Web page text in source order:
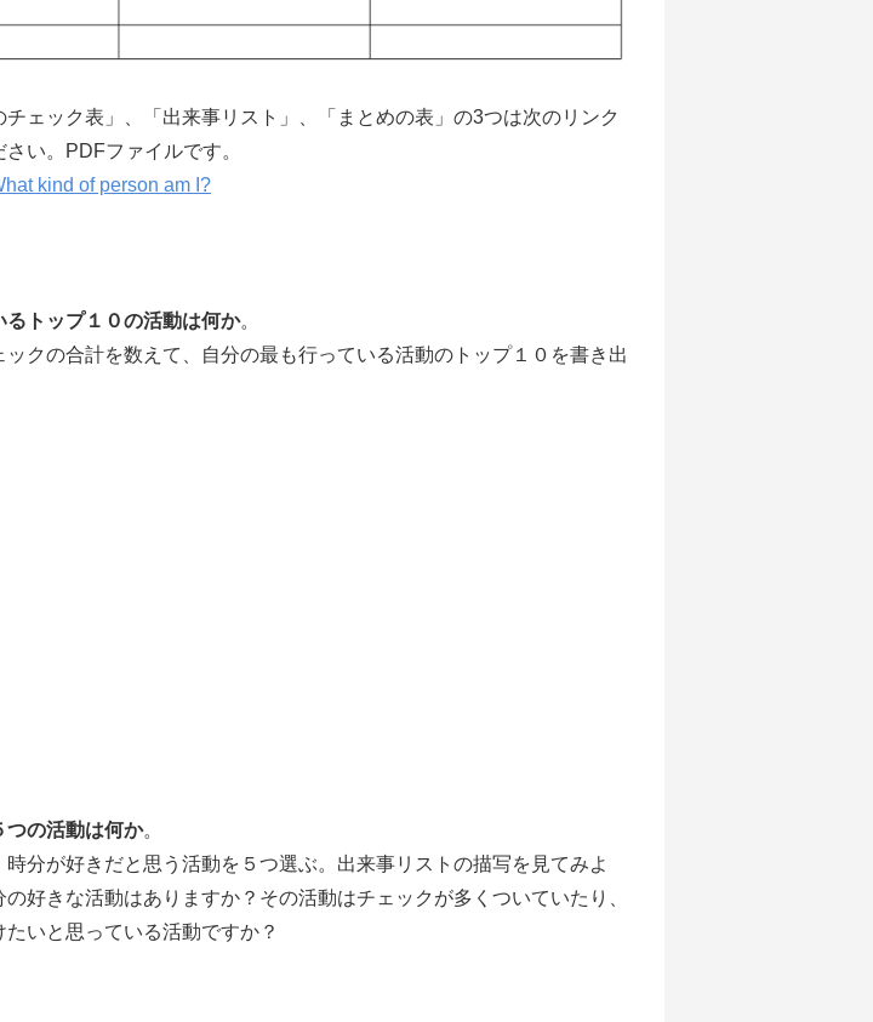
チェック表」、「出来事リスト」、「まとめの表」の3つは次のリンク
い。PDFファイルです。
kind of person am I?
るトップ１０の活動は何か。
ックの合計を数えて、自分の最も行っている活動のトップ１０を書き出
つの活動は何か。
時分が好きだと思う活動を５つ選ぶ。出来事リストの描写を見てみよ
の好きな活動はありますか？その活動はチェックが多くついていたり、
たいと思っている活動ですか？